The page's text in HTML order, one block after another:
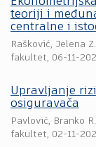
teoriji i
centralne i
Rašković, Jelena Z.
fakultet, 06-11-
Upravljanje
osiguravača
Pavlović, Branko R.
fakultet, 02-11-